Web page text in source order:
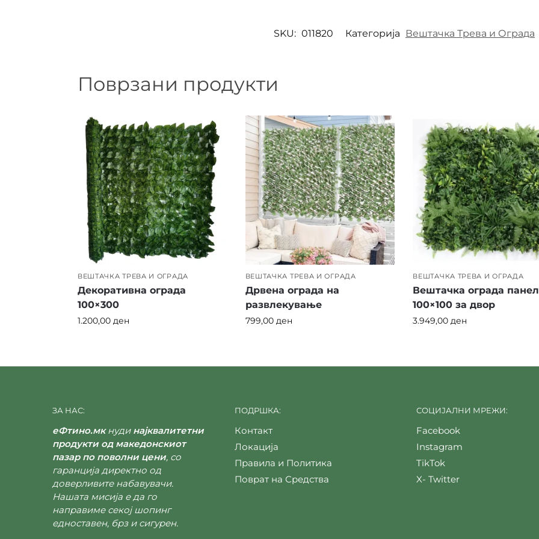
SKU: 011820 Категорија Вештачка Трева и Ограда
Поврзани продукти
ВЕШТАЧКА ТРЕВА И ОГРАДА
Декоративна ограда
100×300
1.200,00 ден
ВЕШТАЧКА ТРЕВА И ОГРАДА
Дрвена ограда на
развлекување
799,00 ден
ВЕШТАЧКА ТРЕВА И ОГРАДА
Вештачка ограда панел
100×100 за двор
3.949,00ден
ЗА НАС:
еФтино.мкнуди најквалитетни
продукти од македонскиот
пазар по поволни цени, со
гаранција директно од
доверливите набавувачи.
Нашата мисија е да го
направиме секој шопинг
едноставен, брз и сигурен.
ПОДРШКА:
Контакт
Локација
Правила и Политика
Поврат на Средства
СОЦИЈАЛНИ МРЕЖИ:
Facebook
Instagram
TikTok
X- Twitter